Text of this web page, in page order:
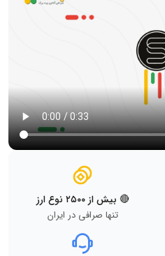
🔴 بیش از ۲۵۰۰ نوع ارز
تنها صرافی در ایران